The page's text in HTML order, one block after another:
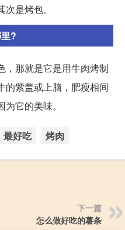
是烤包。
?
，那就是它是用牛肉烤制
的紫盖或上脑，肥瘦相间
它的美味。
最好吃 烤肉
下一篇
怎么做好吃的薯条